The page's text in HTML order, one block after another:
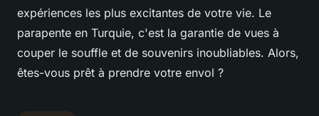
expériences les plus excitantes de votre vie. Le
parapente en Turquie, c'est la garantie de vues à
couper le souffle et de souvenirs inoubliables. Alors,
êtes-vous prêt à prendre votre envol ?